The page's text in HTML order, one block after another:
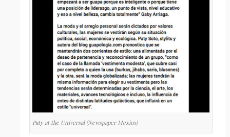
Paty at the Universal (Newspaper Mexico)